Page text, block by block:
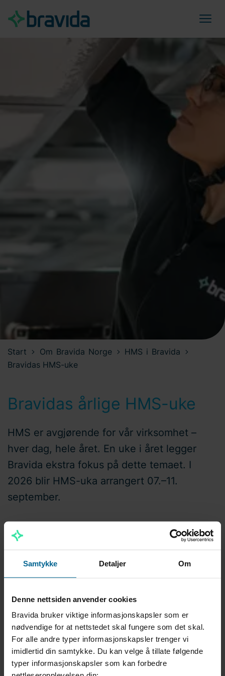
Samtykke Detaljer Om
Denne nettsiden anvender cookies
Bravida bruker viktige informasjonskapsler som er
nødvendige for at nettstedet skal fungere som det skal.
For alle andre typer informasjonskapsler trenger vi
imidlertid din samtykke. Du kan velge å tillate følgende
typer informasjonskapsler som kan forbedre
Start Om Bravida Norge
HMS i Bravida
Bravidas HMS-uke
Bravidas årlige HMS-uke
HMS er avgjørende for vår virksomhet –
hver dag, hele året. En uke i året legger
Bravida ekstra fokus på dette temaet. I
2026 blir HMS-uka arrangert 07.–11.
september.
HMS-uka involverer alle medarbeidere og i løpet av
uken organiseres aktiviteter og samtaler knyttet til
og erfaring som vi kan dra nytte av hele året.